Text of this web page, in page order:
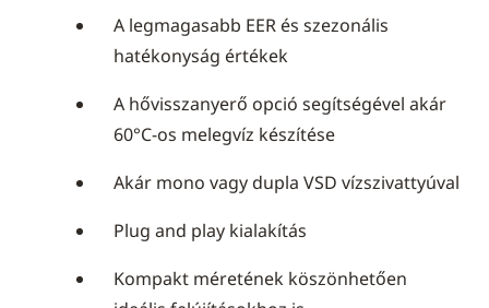
A legmagasabb EER és szezonális
hatékonyság értékek
A hővisszanyerő opció segítségével akár
60°C-os melegvíz készítése
Akár mono vagy dupla VSD vízszivattyúval
Plug and play kialakítás
Kompakt méretének köszönhetően